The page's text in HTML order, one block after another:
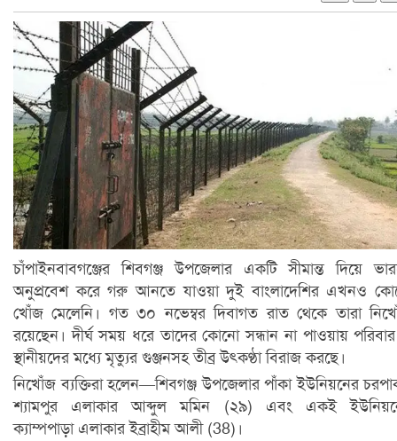
চাঁপাইনবাবগঞ্জের শিবগঞ্জ উপজেলার একটি সীমান্ত দিয়ে
অনুপ্রবেশ করে গরু আনতে যাওয়া দুই বাংলাদেশির এখনও
খোঁজ মেলেনি। গত ৩০ নভেম্বর দিবাগত রাত থেকে তারা
রয়েছেন। দীর্ঘ সময় ধরে তাদের কোনো সন্ধান না পাওয়ায়
স্থানীয়দের মধ্যে মৃত্যুর গুঞ্জনসহ তীব্র উৎকণ্ঠা বিরাজ করছে।
নিখোঁজ ব্যক্তিরা হলেন—শিবগঞ্জ উপজেলার পাঁকা ইউনিয়নের
শ্যামপুর এলাকার আব্দুল মমিন (২৯) এবং একই
ক্যাম্পপাড়া এলাকার ইব্রাহীম আলী (38)।